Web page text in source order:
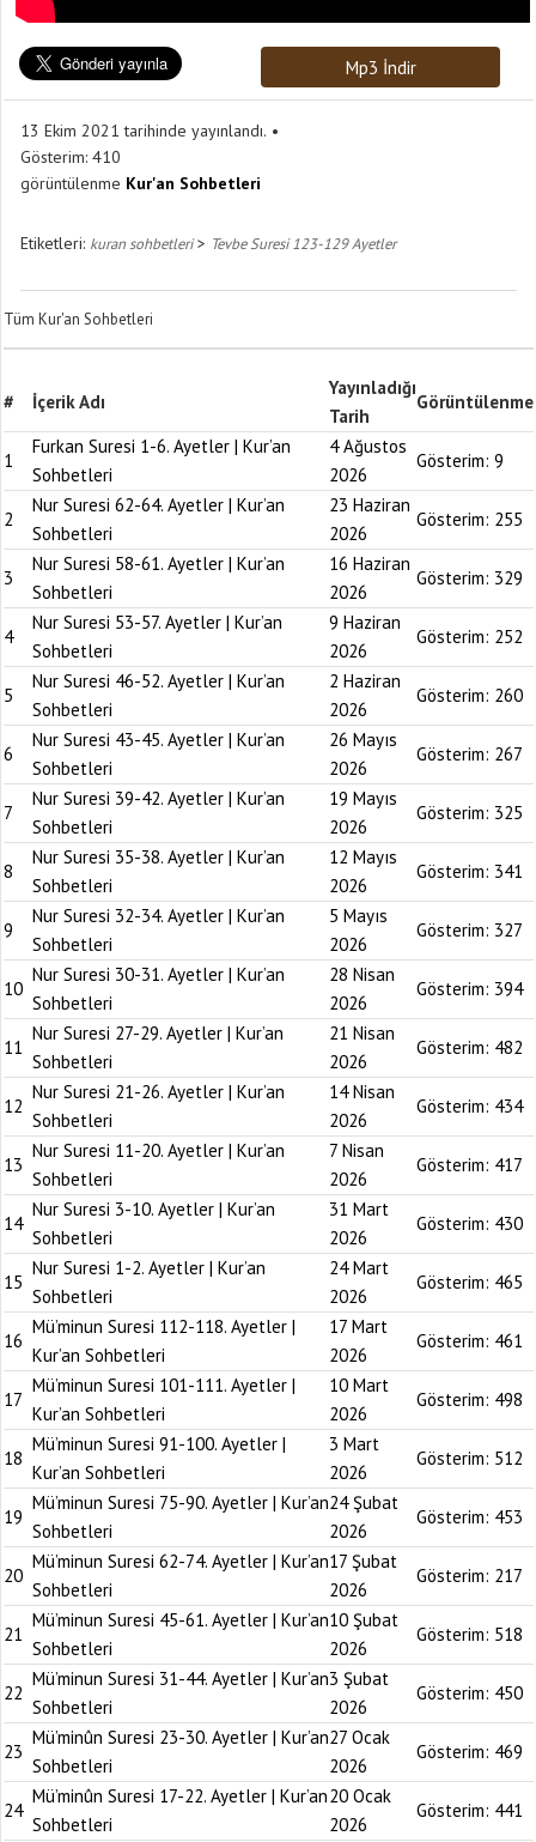
Mp3 İndir
13 Ekim 2021 tarihinde yayınlandı.
Gösterim: 410
görüntülenme Kur'an Sohbetleri
Etiketleri: kuran sohbetleri> Tevbe Suresi 123-129 Ayetler
Tüm Kur'an Sohbetleri
# İçerik Adı
Yayınladığı
Tarih
Görüntülenme
1
Furkan Suresi 1-6. Ayetler | Kur’an
Sohbetleri
4 Ağustos
2026
Gösterim: 9
2
Nur Suresi 62-64. Ayetler | Kur’an
Sohbetleri
23 Haziran
2026
Gösterim: 255
3
Nur Suresi 58-61. Ayetler | Kur’an
Sohbetleri
16 Haziran
2026
Gösterim: 329
4
Nur Suresi 53-57. Ayetler | Kur’an
Sohbetleri
9 Haziran
2026
Gösterim: 252
5
Nur Suresi 46-52. Ayetler | Kur’an
Sohbetleri
2 Haziran
2026
Gösterim: 260
6
Nur Suresi 43-45. Ayetler | Kur’an
Sohbetleri
26 Mayıs
2026
Gösterim: 267
7
Nur Suresi 39-42. Ayetler | Kur’an
Sohbetleri
19 Mayıs
2026
Gösterim: 325
8
Nur Suresi 35-38. Ayetler | Kur’an
Sohbetleri
12 Mayıs
2026
Gösterim: 341
9
Nur Suresi 32-34. Ayetler | Kur’an
Sohbetleri
5 Mayıs
2026
Gösterim: 327
10
Nur Suresi 30-31. Ayetler | Kur’an
Sohbetleri
28 Nisan
2026
Gösterim: 394
11
Nur Suresi 27-29. Ayetler | Kur’an
Sohbetleri
21 Nisan
2026
Gösterim: 482
12
Nur Suresi 21-26. Ayetler | Kur’an
Sohbetleri
14 Nisan
2026
Gösterim: 434
13
Nur Suresi 11-20. Ayetler | Kur’an
Sohbetleri
7 Nisan
2026
Gösterim: 417
14
Nur Suresi 3-10. Ayetler | Kur’an
Sohbetleri
31 Mart
2026
Gösterim: 430
15
Nur Suresi 1-2. Ayetler | Kur’an
Sohbetleri
24 Mart
2026
Gösterim: 465
16
Mü’minun Suresi 112-118. Ayetler |
Kur’an Sohbetleri
17 Mart
2026
Gösterim: 461
17
Mü’minun Suresi 101-111. Ayetler |
Kur’an Sohbetleri
10 Mart
2026
Gösterim: 498
18
Mü’minun Suresi 91-100. Ayetler |
Kur’an Sohbetleri
3 Mart
2026
Gösterim: 512
19
Mü’minun Suresi 75-90. Ayetler | Kur’an
Sohbetleri
24 Şubat
2026
Gösterim: 453
20
Mü’minun Suresi 62-74. Ayetler | Kur’an
Sohbetleri
17 Şubat
2026
Gösterim: 217
21
Mü’minun Suresi 45-61. Ayetler | Kur’an
Sohbetleri
10 Şubat
2026
Gösterim: 518
22
Mü’minun Suresi 31-44. Ayetler | Kur’an
Sohbetleri
3 Şubat
2026
Gösterim: 450
23
Mü’minûn Suresi 23-30. Ayetler | Kur’an
Sohbetleri
27 Ocak
2026
Gösterim: 469
24
Mü’minûn Suresi 17-22. Ayetler | Kur’an
Sohbetleri
20 Ocak
2026
Gösterim: 441